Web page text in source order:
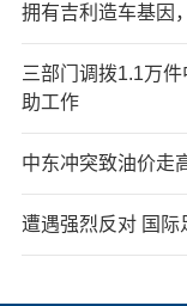
拥有吉利造车基因
三部门调拨1.1万
助工作
中东冲突致油价走
遭遇强烈反对 国际